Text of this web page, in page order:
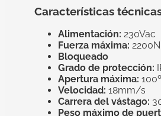
Características
Alimentación: 230Vac
Fuerza máxima: 2200N
Bloqueado
Grado de protección:
Apertura máxima: 100º
Velocidad: 18mm/s
Carrera del vástago:
Peso máximo de